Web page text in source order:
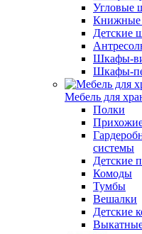
Угловые
Детские
Шкафы-
Шкафы-
Мебель для
Полки
системы
Детские
Комоды
Тумбы
Вешалки
Детские